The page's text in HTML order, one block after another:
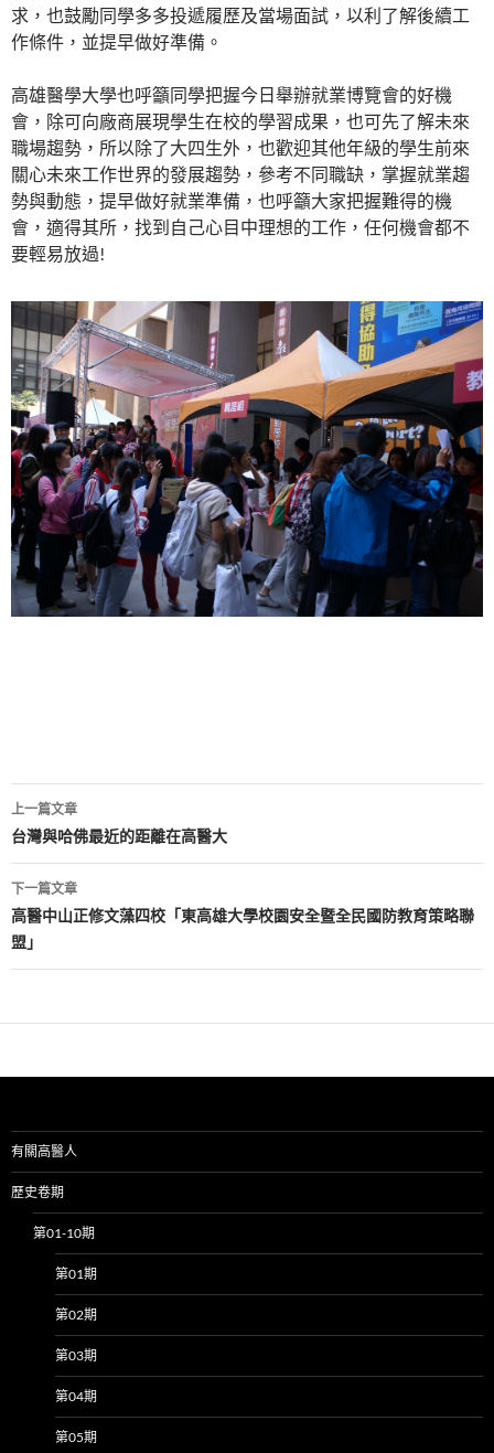
求，也鼓勵同學多多投遞履歷及當場面試，以利了解後續工
作條件，並提早做好準備。
高雄醫學大學也呼籲同學把握今日舉辦就業博覽會的好機
會，除可向廠商展現學生在校的學習成果，也可先了解未來
職場趨勢，所以除了大四生外，也歡迎其他年級的學生前來
關心未來工作世界的發展趨勢，參考不同職缺，掌握就業趨
勢與動態，提早做好就業準備，也呼籲大家把握難得的機
會，適得其所，找到自己心目中理想的工作，任何機會都不
要輕易放過!
文
章
導
覽
上一篇文章
台灣與哈佛最近的距離在高醫大
下一篇文章
高醫中山正修文藻四校「東高雄大學校園安全暨全民國防教育策略聯
盟」
有關高醫人
歷史卷期
第01-10期
第01期
第02期
第03期
第04期
第05期